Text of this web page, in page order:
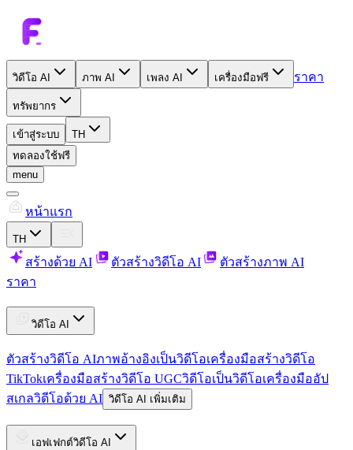
วิดีโอ AI ภาพ AI เพลง AI เครื่องมือฟรี ราคา
ทรัพยากร
เข้าสู่ระบบ
TH
ทดลองใช้ฟรี
menu
หน้าแรก
TH
สร้างด้วย AI ตัวสร้างวิดีโอ AI
ตัวสร้างภาพ AI
ราคา
วิดีโอ AI
ตัวสร้างวิดีโอ AIภาพอ้างอิงเป็นวิดีโอเครื่องมือสร้างวิดีโอ
TikTokเครื่องมือสร้างวิดีโอ UGCวิดีโอเป็นวิดีโอเครื่องมืออัป
สเกลวิดีโอด้วย AI วิดีโอ AI เพิ่มเติม
เอฟเฟกต์วิดีโอ AI